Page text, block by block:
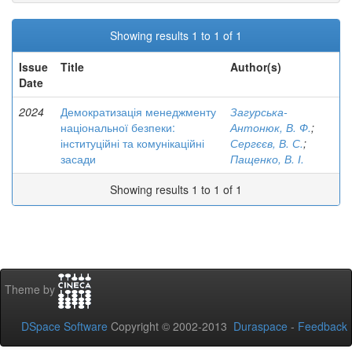
Showing results 1 to 1 of 1
Issue
Date
Title Author(s)
2024
Демократизація менеджменту
національної безпеки:
інституційні та комунікаційні
засади
Загурська-
Антонюк, В. Ф.;
Сергєєв, В. С.;
Пащенко, В. І.
Showing results 1 to 1 of 1
Theme by
DSpace Software Copyright © 2002-2013 Duraspace - Feedback